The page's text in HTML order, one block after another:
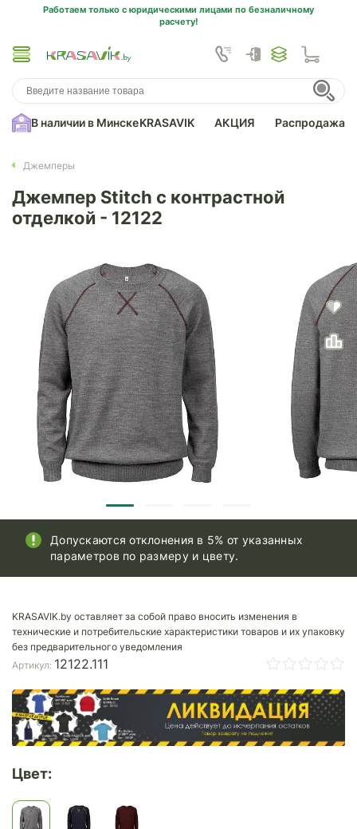
Работаем только с юридическими лицами по безналичному
расчету!
В наличии в МинскеKRASAVIK АКЦИЯ Распродажа
Джемперы
Джемпер Stitch с контрастной
отделкой - 12122
Допускаются отклонения в 5% от указанных
параметров по размеру и цвету.
KRASAVIK.by оставляет за собой право вносить изменения в
технические и потребительские характеристики товаров и их упаковку
без предварительного уведомления
Артикул: 12122.111
Цвет: